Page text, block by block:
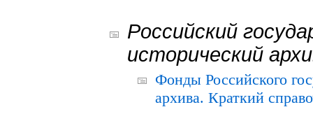
Российский
исторический
Фонды Российского
архива. Краткий